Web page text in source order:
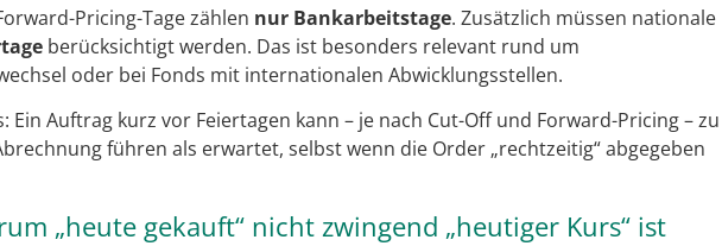
Pricing-Tage zählen nur Bankarbeitstage. Zusätzlich müssen nationale
berücksichtigt werden. Das ist besonders relevant rund um
oder bei Fonds mit internationalen Abwicklungsstellen.
Ein Auftrag kurz vor Feiertagen kann – je nach Cut-Off und Forward-Pricing – zu
führen als erwartet, selbst wenn die Order „rechtzeitig“ abgegeben
„heute gekauft“ nicht zwingend „heutiger Kurs“ ist